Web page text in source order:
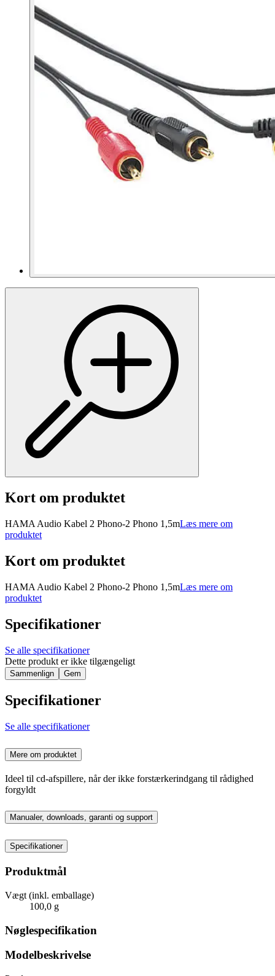
Kort om produktet
HAMA Audio Kabel 2 Phono-2 Phono 1,5mLæs mere om
produktet
Kort om produktet
HAMA Audio Kabel 2 Phono-2 Phono 1,5mLæs mere om
produktet
Specifikationer
Se alle specifikationer
Dette produkt er ikke tilgængeligt
Sammenlign Gem
Specifikationer
Se alle specifikationer
Mere om produktet
Ideel til cd-afspillere, når der ikke forstærkerindgang til rådighed
forgyldt
Manualer, downloads, garanti og support
Specifikationer
Produktmål
Vægt (inkl. emballage)
100,0 g
Nøglespecifikation
Modelbeskrivelse